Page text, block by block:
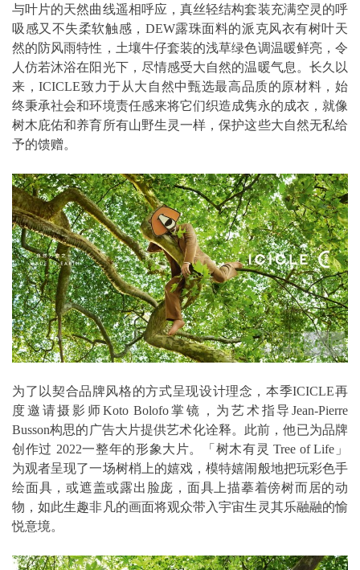
与叶片的天然曲线遥相呼应，真丝轻结构套装充满空灵的呼
吸感又不失柔软触感，DEW露珠面料的派克风衣有树叶天
然的防风雨特性，土壤牛仔套装的浅草绿色调温暖鲜亮，令
人仿若沐浴在阳光下，尽情感受大自然的温暖气息。长久以
来，ICICLE致力于从大自然中甄选最高品质的原材料，始
终秉承社会和环境责任感来将它们织造成隽永的成衣，就像
树木庇佑和养育所有山野生灵一样，保护这些大自然无私给
予的馈赠。
为了以契合品牌风格的方式呈现设计理念，本季ICICLE再
度邀请摄影师Koto Bolofo掌镜，为艺术指导Jean-Pierre
Busson构思的广告大片提供艺术化诠释。此前，他已为品牌
创作过 2022一整年的形象大片。「树木有灵 Tree of Life」
为观者呈现了一场树梢上的嬉戏，模特嬉闹般地把玩彩色手
绘面具，或遮盖或露出脸庞，面具上描摹着傍树而居的动
物，如此生趣非凡的画面将观众带入宇宙生灵其乐融融的愉
悦意境。